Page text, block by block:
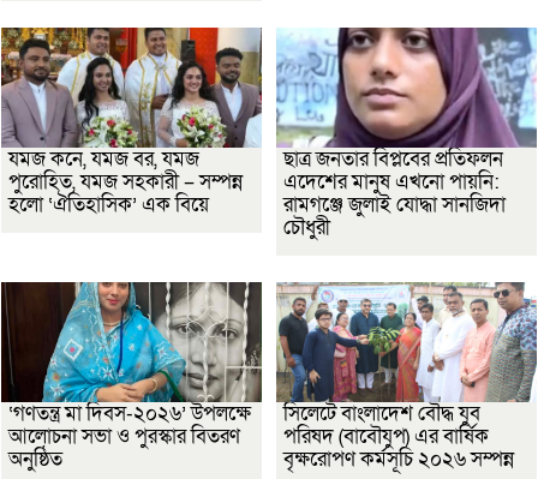
যমজ কনে, যমজ বর, যমজ
পুরোহিত, যমজ সহকারী – সম্পন্ন
হলো ‘ঐতিহাসিক’ এক বিয়ে
ছাত্র জনতার বিপ্লবের প্রতিফলন
এদেশের মানুষ এখনো পায়নি:
রামগঞ্জে জুলাই যোদ্ধা সানজিদা
চৌধুরী
‘গণতন্ত্র মা দিবস-২০২৬’ উপলক্ষে
আলোচনা সভা ও পুরস্কার বিতরণ
অনুষ্ঠিত
সিলেটে বাংলাদেশ বৌদ্ধ যুব
পরিষদ (বাবৌযুপ) এর বার্ষিক
বৃক্ষরোপণ কর্মসূচি ২০২৬ সম্পন্ন